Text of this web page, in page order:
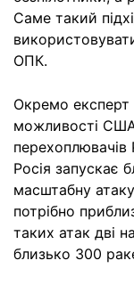
Саме такий
ОПК.
Окремо експерт
можливості
Росія запускає
масштабну
потрібно
таких атак дві
близько 300